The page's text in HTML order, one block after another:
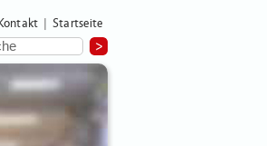
Kontakt Startseite